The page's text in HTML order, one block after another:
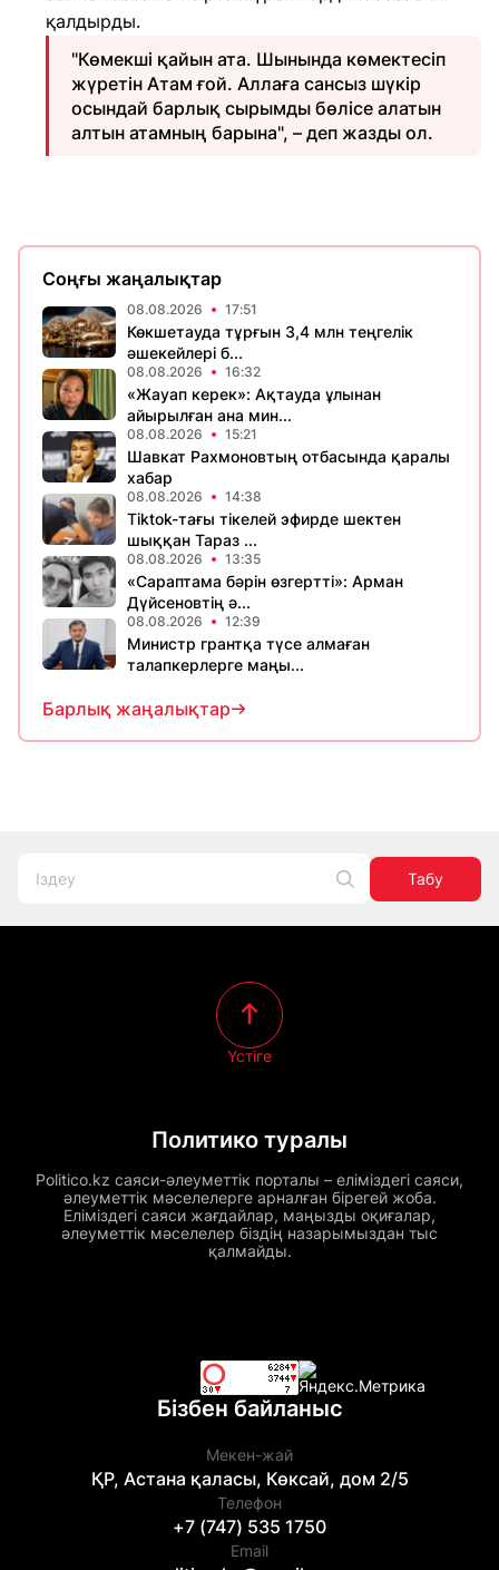
қалдырды.
"Көмекші қайын ата. Шынында көмектесіп
жүретін Атам ғой. Аллаға сансыз шүкір
осындай барлық сырымды бөлісе алатын
алтын атамның барына", – деп жазды ол.
Соңғы жаңалықтар
08.08.2026 17:51
Көкшетауда тұрғын 3,4 млн теңгелік
әшекейлері б...
08.08.2026 16:32
«Жауап керек»: Ақтауда ұлынан
айырылған ана мин...
08.08.2026 15:21
Шавкат Рахмоновтың отбасында қаралы
хабар
08.08.2026 14:38
Tiktok-тағы тікелей эфирде шектен
шыққан Тараз ...
08.08.2026 13:35
«Сараптама бәрін өзгертті»: Арман
Дүйсеновтің ә...
08.08.2026 12:39
Министр грантқа түсе алмаған
талапкерлерге маңы...
Барлық жаңалықтар
Табу
Политико туралы
Politico.kz саяси-әлеуметтік порталы – еліміздегі саяси,
әлеуметтік мәселелерге арналған бірегей жоба.
Еліміздегі саяси жағдайлар, маңызды оқиғалар,
әлеуметтік мәселелер біздің назарымыздан тыс
қалмайды.
Үстіге
Бізбен байланыс
Мекен-жай
ҚР, Астана қаласы, Көксай, дом 2/5
Телефон
+7 (747) 535 1750
Email